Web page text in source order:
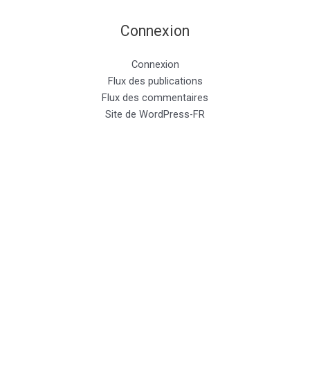
Connexion
Connexion
Flux des publications
Flux des commentaires
Site de WordPress-FR